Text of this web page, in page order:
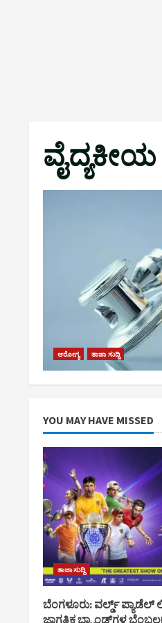
ಆರೋಗ್ಯ ತಾಜಾ ಸುದ್ದಿ
YOU MAY HAVE MISSED
ತಾಜಾ ಸುದ್ದಿ
ಬೆಂಗಳೂರು: ವರ್ಲ್ಡ್ ಪ್ಯಾಡೆಲ್
ಜಾಗತಿಕ ಬ್ರ್ಯಾಂಡ್‌ಗಳ